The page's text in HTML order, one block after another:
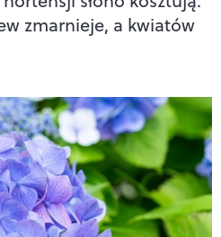
zmarnieje, a kwiatów